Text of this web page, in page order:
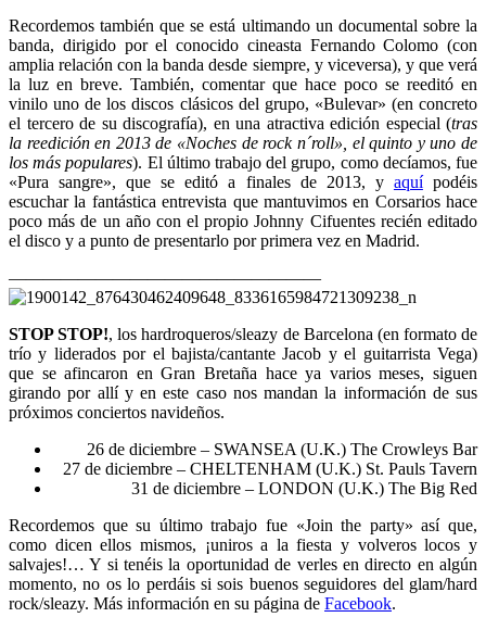
Recordemos también que se está ultimando un documental sobre la
banda, dirigido por el conocido cineasta Fernando Colomo (con
amplia relación con la banda desde siempre, y viceversa), y que verá
la luz en breve. También, comentar que hace poco se reeditó en
vinilo uno de los discos clásicos del grupo, «Bulevar» (en concreto
el tercero de su discografía), en una atractiva edición especial (tras
la reedición en 2013 de «Noches de rock n´roll», el quinto y uno de
los más populares). El último trabajo del grupo, como decíamos, fue
«Pura sangre», que se editó a finales de 2013, y aquípodéis
escuchar la fantástica entrevista que mantuvimos en Corsarios hace
poco más de un año con el propio Johnny Cifuentes recién editado
el disco y a punto de presentarlo por primera vez en Madrid.
——————————————————
STOP STOP!, los hardroqueros/sleazy de Barcelona (en formato de
trío y liderados por el bajista/cantante Jacob y el guitarrista Vega)
que se afincaron en Gran Bretaña hace ya varios meses, siguen
girando por allí y en este caso nos mandan la información de sus
próximos conciertos navideños.
26 de diciembre – SWANSEA (U.K.) The Crowleys Bar
27 de diciembre – CHELTENHAM (U.K.) St. Pauls Tavern
31 de diciembre – LONDON (U.K.) The Big Red
Recordemos que su último trabajo fue «Join the party» así que,
como dicen ellos mismos, ¡uniros a la fiesta y volveros locos y
salvajes!… Y si tenéis la oportunidad de verles en directo en algún
momento, no os lo perdáis si sois buenos seguidores del glam/hard
rock/sleazy. Más información en su página de Facebook.